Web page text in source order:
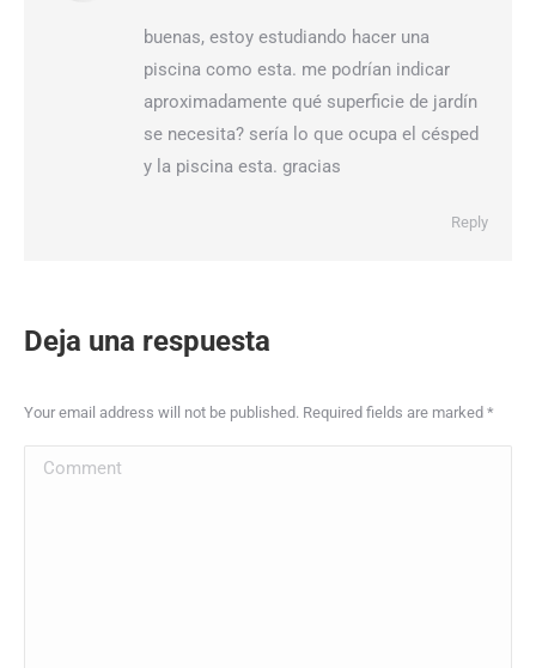
buenas, estoy estudiando hacer una
piscina como esta. me podrían indicar
aproximadamente qué superficie de jardín
se necesita? sería lo que ocupa el césped
y la piscina esta. gracias
Reply
Deja una respuesta
Your email address will not be published. Required fields are marked *
Comment